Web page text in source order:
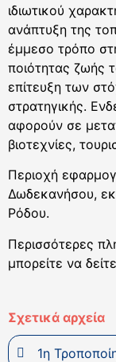
ιδιωτικού
ανάπτυξη της
έμμεσο τρόπο
ποιότητας ζωής
επίτευξη των
στρατηγικής.
αφορούν σε
βιοτεχνίες,
Περιοχή
Δωδεκανήσου,
Ρόδου.
Περισσότερες
μπορείτε να δείτε
Σχετικά αρχεία
1η